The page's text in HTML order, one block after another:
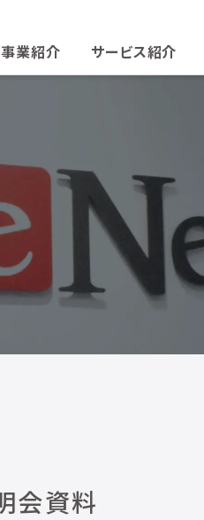
事業紹介 サービス紹介
会資料